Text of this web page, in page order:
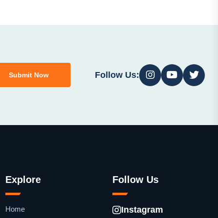
Submit Now Follow Us:
Explore
Home
Follow Us
Instagram